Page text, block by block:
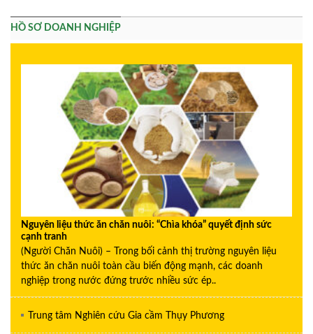
HỒ SƠ DOANH NGHIỆP
Nguyên liệu thức ăn chăn nuôi: “Chìa khóa” quyết định sức
cạnh tranh
(Người Chăn Nuôi) – Trong bối cảnh thị trường nguyên liệu
thức ăn chăn nuôi toàn cầu biến động mạnh, các doanh
nghiệp trong nước đứng trước nhiều sức ép..
Trung tâm Nghiên cứu Gia cầm Thụy Phương